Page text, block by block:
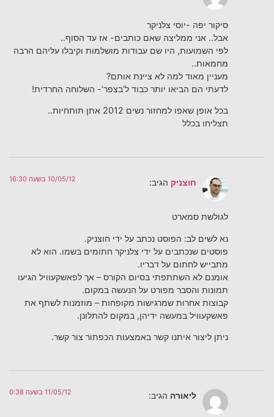
סיקור יפה -יוסי צלניקר
אבל.. אני ממליצה שאם כותבים- אז עד הסוף..
לפי השמועות, היו שם עבודות מושלמות וקיבלו עליהם הרבה
מחמאות..
מעניין מאוד למה לא ציינת אותם?
לדעתי הם הביאו יותר כבוד ל’בצפר’- השלוחה החרדית!
בכל אופן שאפו למחזור נשים 2012 אתן תותחיות..
תצליחו בכלל
חוצניק הגיב: 10/05/12 בשעה 16:30
לגולשת סמארט
נא לשים לב: הפוסט נכתב על ידי חוצניק.
פוסטים שנכתבים על ידי צלניקר חתומים בשמו. הוא לא
מתבייש לחתום על דבריו.
אומנם לא השתתפתי בסיום הקורס – אך לפאשקעוויל הגיעו
תמונות והסבר מפורט על הנעשה במקום.
קבוצות אחרות שמרגישות מקופחות – מוזמנות לשתף את
פאשקעוויל במעשה ידיהן, במקום להתלונן.
ניתן ליצור איתנו קשר באמצעות הכפתור צור קשר.
ליאורה הגיב: 11/05/12 בשעה 0:38